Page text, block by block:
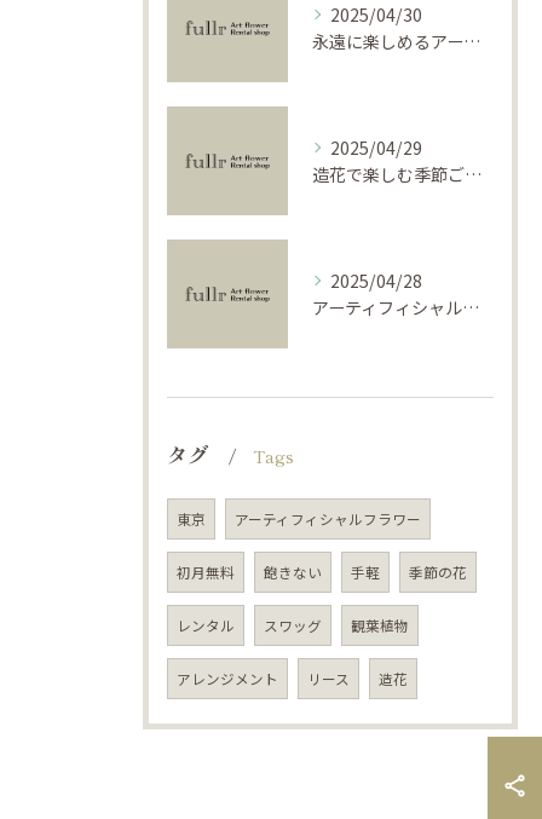
2025/04/30
永遠に楽しめるアーティフィシャルフラワーの使い方
2025/04/29
造花で楽しむ季節ごとのインテリア
2025/04/28
アーティフィシャルフラワーで学ぶ基礎と活用法
タグ Tags
東京 アーティフィシャルフラワー
初月無料 飽きない 手軽 季節の花
レンタル スワッグ 観葉植物
アレンジメント リース 造花